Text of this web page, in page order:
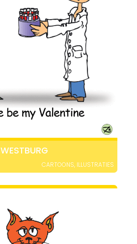
WESTBURG
CARTOONS, ILLUSTRATIES